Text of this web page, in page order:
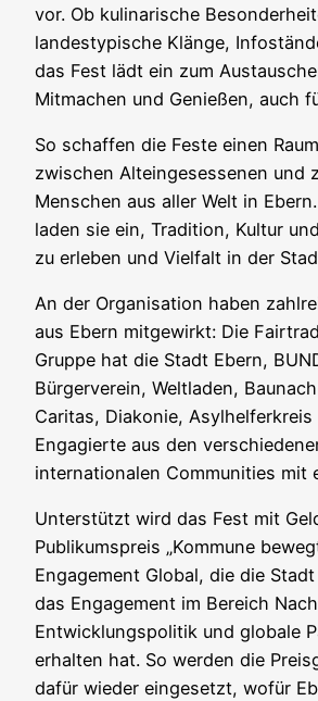
vor. Ob kulinarische
landestypische Klänge,
das Fest lädt ein zum
Mitmachen und Genießen, auch
So schaffen die Feste einen
zwischen Alteingesessenen und
Menschen aus aller Welt in
laden sie ein, Tradition, Kultur
zu erleben und Vielfalt in der
An der Organisation haben
aus Ebern mitgewirkt: Die
Gruppe hat die Stadt Ebern,
Bürgerverein, Weltladen,
Caritas, Diakonie,
Engagierte aus den
internationalen Communities mit
Unterstützt wird das Fest mit
Publikumspreis „Kommune
Engagement Global, die die
das Engagement im Bereich
Entwicklungspolitik und globale
erhalten hat. So werden die
dafür wieder eingesetzt, wofür